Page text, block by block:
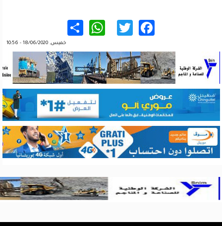
Facebook
Twitter
WhatsApp
خميس, 18/06/2020 - 10:56